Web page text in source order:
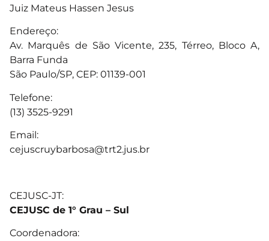
Juiz Mateus Hassen Jesus
Endereço:
Av. Marquês de São Vicente, 235, Térreo, Bloco A,
Barra Funda
São Paulo/SP, CEP: 01139-001
Telefone:
(13) 3525-9291
Email:
cejuscruybarbosa@trt2.jus.br
CEJUSC-JT:
CEJUSC de 1° Grau – Sul
Coordenadora: